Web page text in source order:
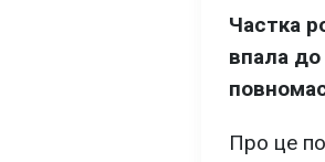
Частка
впала до
Про це